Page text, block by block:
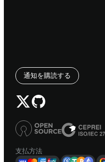
通知を購読する
支払方法